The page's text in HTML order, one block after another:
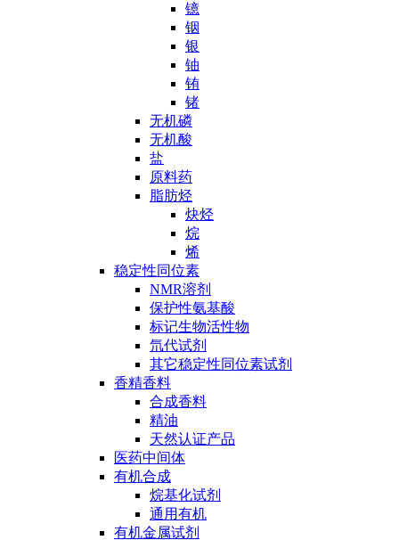
镱
铟
银
铀
铕
锗
无机磷
无机酸
盐
原料药
脂肪烃
炔烃
烷
烯
稳定性同位素
NMR溶剂
保护性氨基酸
标记生物活性物
氘代试剂
其它稳定性同位素试剂
香精香料
合成香料
精油
天然认证产品
医药中间体
有机合成
烷基化试剂
通用有机
有机金属试剂